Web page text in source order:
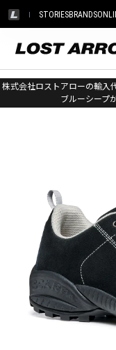
STORIESBRANDS
株式会社ロストアローの輸入
ブルーシープ
ホーム > アウトレット >